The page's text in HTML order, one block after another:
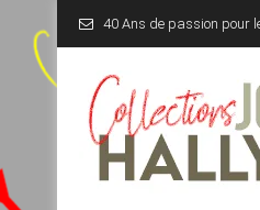
to
content
40 Ans de passion pour